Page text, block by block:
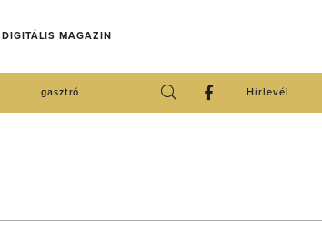
DIGITÁLIS MAGAZIN
gasztró Hírlevél